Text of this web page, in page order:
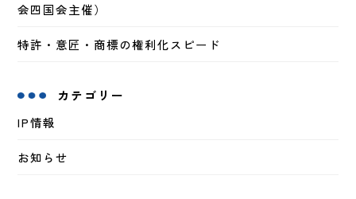
会四国会主催）
特許・意匠・商標の権利化スピード
カテゴリー
IP情報
お知らせ